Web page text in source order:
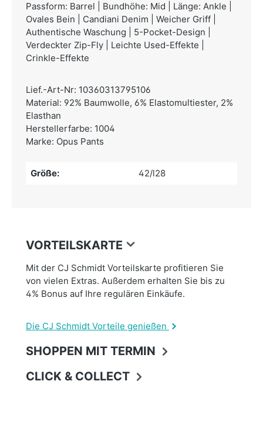
Passform: Barrel | Bundhöhe: Mid | Länge: Ankle |
Ovales Bein | Candiani Denim | Weicher Griff |
Authentische Waschung | 5-Pocket-Design |
Verdeckter Zip-Fly | Leichte Used-Effekte |
Crinkle-Effekte
Lief.-Art-Nr: 10360313795106
Material: 92% Baumwolle, 6% Elastomultiester, 2%
Elasthan
Herstellerfarbe: 1004
Marke: Opus Pants
Größe: 42/l28
VORTEILSKARTE
Mit der CJ Schmidt Vorteilskarte profitieren Sie
von vielen Extras. Außerdem erhalten Sie bis zu
4% Bonus auf Ihre regulären Einkäufe.
Die CJ Schmidt Vorteile genießen
SHOPPEN MIT TERMIN
CLICK & COLLECT